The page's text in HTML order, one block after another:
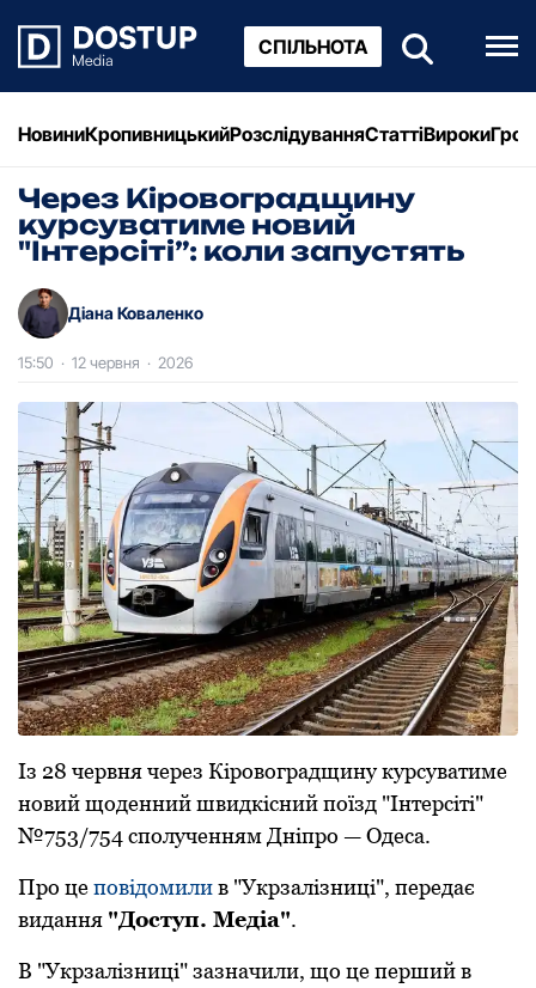
СПІЛЬНОТА
НовиниКропивницькийРозслідуванняСтаттіВироки
Через Кіровоградщину
курсуватиме новий
"Інтерсіті”: коли запустять
Діана Коваленко
15:50 · 12 червня · 2026
Із 28 червня через Кіровоградщину курсуватиме
новий щоденний швидкісний поїзд "Інтерсіті"
№753/754 сполученням Дніпро — Одеса.
Про цеповідомилив "Укрзалізниці", передає
видання "Доступ. Медіа".
В "Укрзалізниці" зазначили, що це перший в